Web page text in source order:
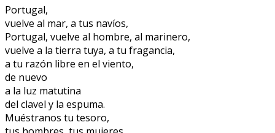
Portugal,
vuelve al mar, a tus navíos,
Portugal, vuelve al hombre, al marinero,
vuelve a la tierra tuya, a tu fragancia,
a tu razón libre en el viento,
de nuevo
a la luz matutina
del clavel y la espuma.
Muéstranos tu tesoro,